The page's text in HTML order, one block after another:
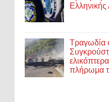
Τραγωδία
πλήρωμα